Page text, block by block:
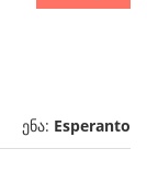
ენა: Esperanto